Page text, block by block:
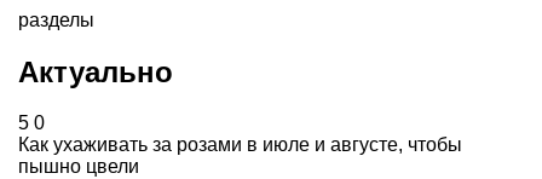
разделы
Актуально
5 0
Как ухаживать за розами в июле и августе, чтобы
пышно цвели